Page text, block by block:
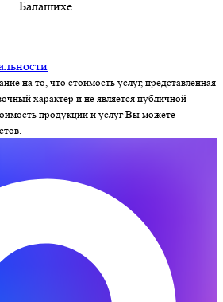
Балашихе
на то, что стоимость услуг, представленная
характер и не является публичной
продукции и услуг Вы можете